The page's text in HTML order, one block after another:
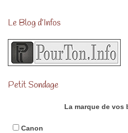
Le Blog d’Infos
Petit Sondage
La marque de vos
Canon